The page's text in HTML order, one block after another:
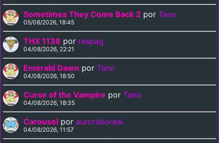
Sometimes They Come Back 2 por Tano
05/08/2026, 18:45
THX 1138 por respag
04/08/2026, 22:21
Emerald Dawn por Tano
04/08/2026, 18:50
Curse of the Vampire por Tano
04/08/2026, 18:35
Carousel por auroraboreal
04/08/2026, 11:57